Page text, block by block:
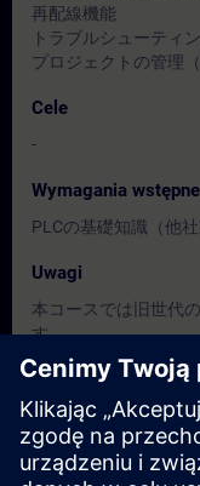
再配線機能
トラブルシューティ
プロジェクトの管理
Cele
-
Wymagania wstępne
PLCの基礎知識（他
Uwagi
本コースでは旧世代
す。
Grupa docelowa
保全担当者